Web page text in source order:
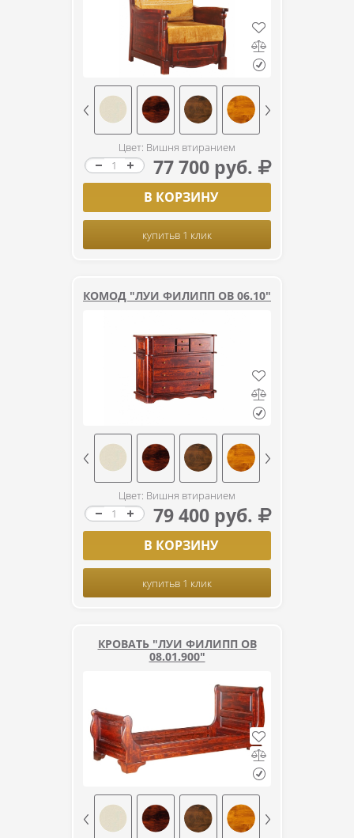
Цвет: Вишня втиранием
77 700 руб.
В КОРЗИНУ
купитьв 1 клик
КОМОД "ЛУИ ФИЛИПП ОВ 06.10"
Цвет: Вишня втиранием
79 400 руб.
В КОРЗИНУ
купитьв 1 клик
КРОВАТЬ "ЛУИ ФИЛИПП ОВ
08.01.900"